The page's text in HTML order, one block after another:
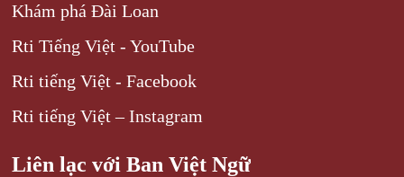
Khám phá Đài Loan
Rti Tiếng Việt - YouTube
Rti tiếng Việt - Facebook
Rti tiếng Việt – Instagram
Liên lạc với Ban Việt Ngữ